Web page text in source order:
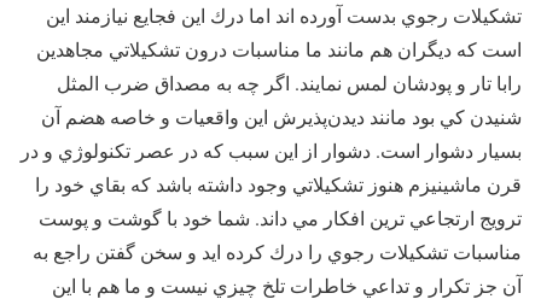
تشكيلات رجوي بدست آورده اند اما درك اين فجايع نيازمند اين
است كه ديگران هم مانند ما مناسبات درون تشكيلاتي مجاهدين
رابا تار و پودشان لمس نمايند. اگر چه به مصداق ضرب المثل
شنيدن كي بود مانند ديدن‌پذيرش اين واقعيات و خاصه هضم آن
بسيار دشوار است. دشوار از اين سبب كه در عصر تكنولوژي و در
قرن ماشينيزم هنوز تشكيلاتي وجود داشته باشد كه بقاي خود را
ترويج ارتجاعي ترين افكار مي داند. شما خود با گوشت و پوست
مناسبات تشكيلات رجوي را درك كرده ايد و سخن گفتن راجع به
آن جز تكرار و تداعي خاطرات تلخ چيزي نيست و ما هم با اين